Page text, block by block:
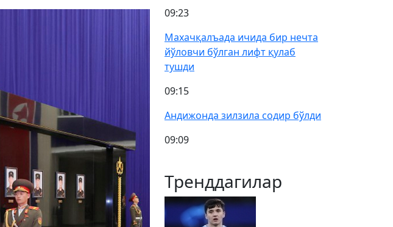
09:23
Махачқалъада ичида бир нечта
йўловчи бўлган лифт қулаб
тушди
09:15
Андижонда зилзила содир бўлди
09:09
Тренддагилар